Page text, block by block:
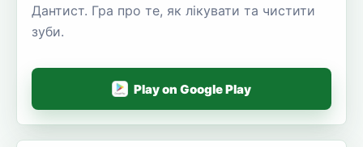
Дантист. Гра про те, як лікувати та чистити
зуби.
Play on Google Play